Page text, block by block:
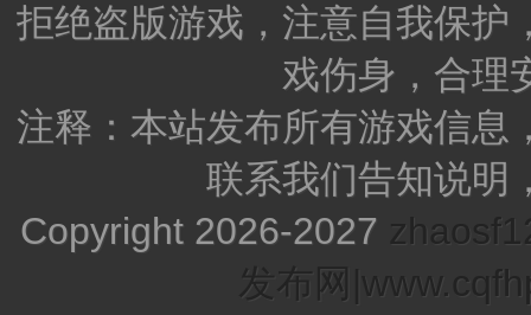
拒绝盗版游戏，注意自我保护
戏伤身，合理
注释：本站发布所有游戏信息
联系我们告知说明
Copyright 2026-2027
发布网